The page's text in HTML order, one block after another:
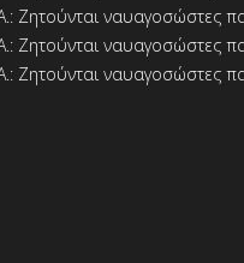
ΑΠΟ ΤΙΣ ΠΙΟ
ΚΑΛΟ ΠΑΣΧΑ !!!
Ζητούνται ναυαγοσώστες
Ζητούνται ναυαγοσώστες
Ζητούνται ναυαγοσώστες